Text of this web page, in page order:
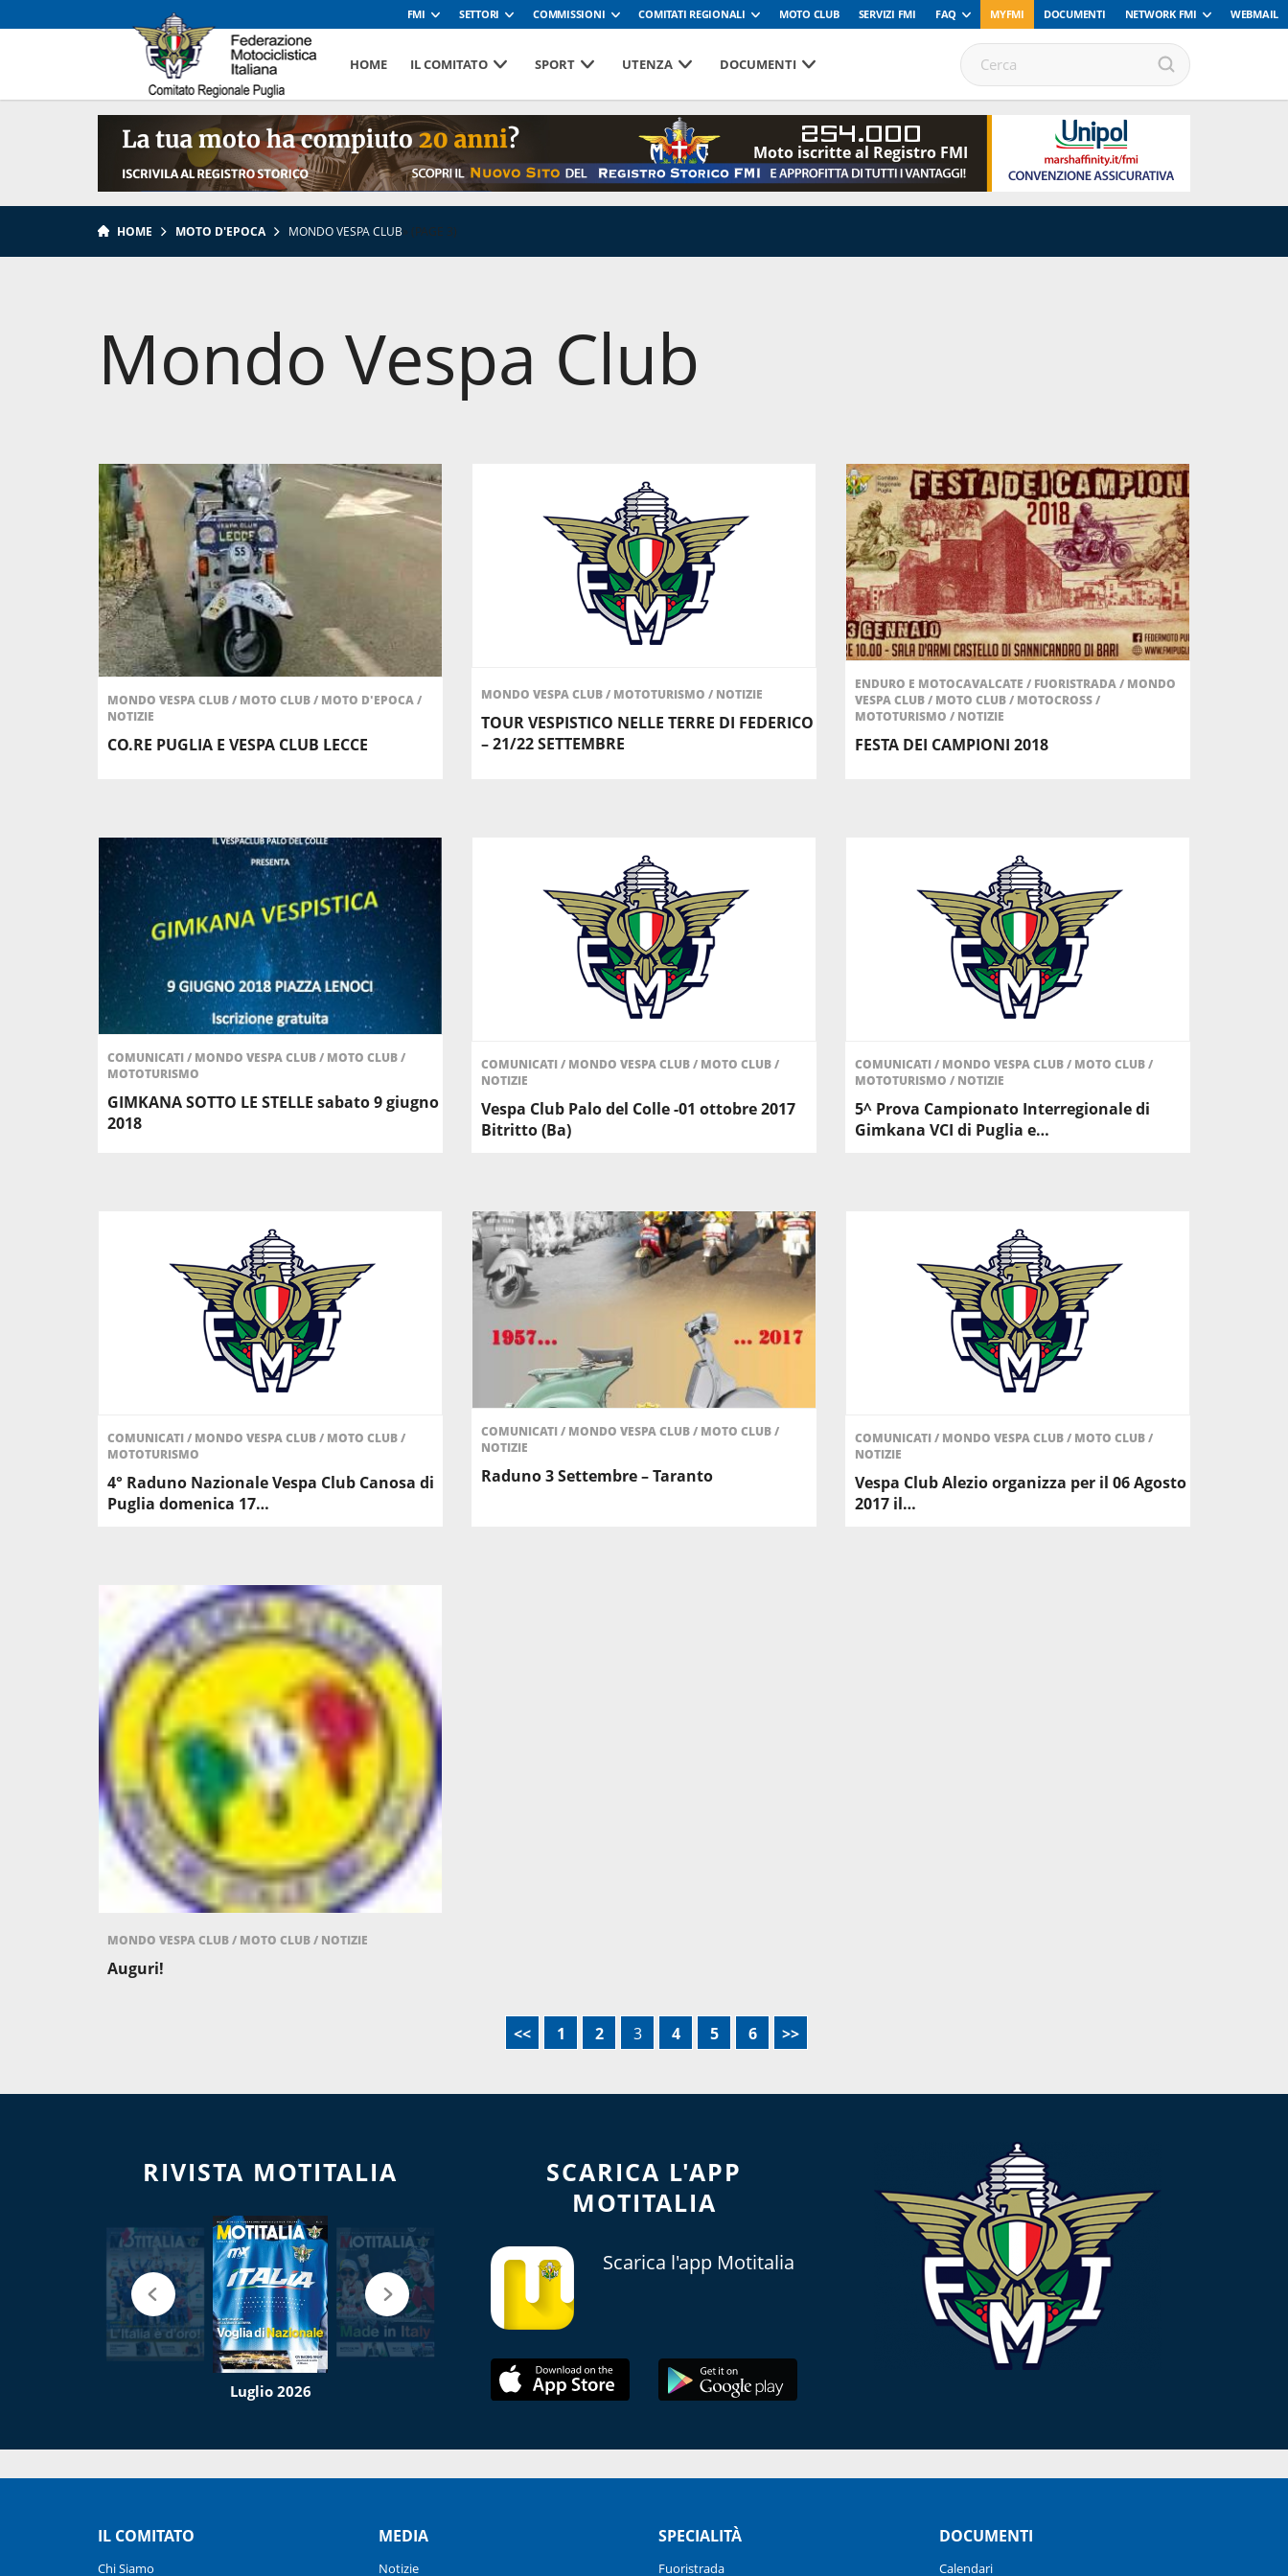
FMI SETTORI COMMISSIONI COMITATI REGIONALI MOTO CLUB SERVIZI FMI FAQ MYFMI DOCUMENTI NETWORK FMI WEBMAIL
HOME IL COMITATO SPORT UTENZA DOCUMENTI
254.000
Moto iscritte al Registro FMI
HOME MOTO D'EPOCA »
MONDO VESPA CLUB (PAGE 3)
Mondo Vespa Club
MONDO VESPA CLUB/ MOTO CLUB/ MOTO D'EPOCA/
NOTIZIE
CO.RE PUGLIA E VESPA CLUB LECCE
MONDO VESPA CLUB/ MOTOTURISMO / NOTIZIE
TOUR VESPISTICO NELLE TERRE DI FEDERICO
– 21/22 SETTEMBRE
ENDURO E MOTOCAVALCATE / FUORISTRADA/ MONDO
VESPA CLUB/ MOTO CLUB/ MOTOCROSS/
MOTOTURISMO / NOTIZIE
FESTA DEI CAMPIONI 2018
COMUNICATI/ MONDO VESPA CLUB/ MOTO CLUB/
MOTOTURISMO
GIMKANA SOTTO LE STELLE sabato 9 giugno
2018
COMUNICATI/ MONDO VESPA CLUB/ MOTO CLUB/
NOTIZIE
Vespa Club Palo del Colle -01 ottobre 2017
Bitritto (Ba)
COMUNICATI/ MONDO VESPA CLUB/ MOTO CLUB/
MOTOTURISMO / NOTIZIE
5^ Prova Campionato Interregionale di
Gimkana VCI di Puglia e…
COMUNICATI/ MONDO VESPA CLUB/ MOTO CLUB/
MOTOTURISMO
4° Raduno Nazionale Vespa Club Canosa di
Puglia domenica 17…
COMUNICATI/ MONDO VESPA CLUB/ MOTO CLUB/
NOTIZIE
Raduno 3 Settembre – Taranto
COMUNICATI/ MONDO VESPA CLUB/ MOTO CLUB/
NOTIZIE
Vespa Club Alezio organizza per il 06 Agosto
2017 il…
MONDO VESPA CLUB/ MOTO CLUB/ NOTIZIE
Auguri!
<< 1 2 3 4 5 6 >>
RIVISTA MOTITALIA
Luglio 2026
SCARICA L'APP
MOTITALIA
Scarica l'app Motitalia
IL COMITATO
Chi Siamo
MEDIA
Notizie
SPECIALITÀ
Fuoristrada
DOCUMENTI
Calendari